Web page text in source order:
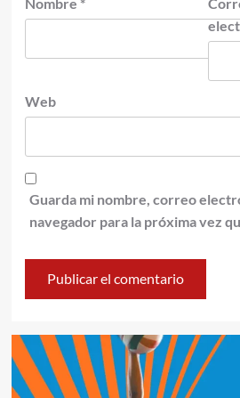
Web
Guarda mi nombre, correo
navegador para la próxima vez